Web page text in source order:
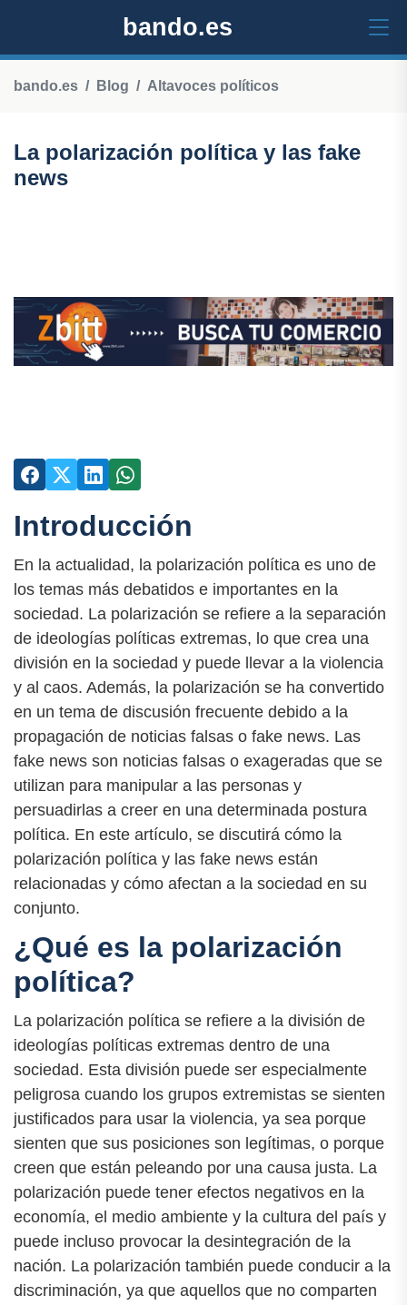
bando.es
bando.es Blog Altavoces políticos
La polarización política y las fake
news
Introducción
En la actualidad, la polarización política es uno de
los temas más debatidos e importantes en la
sociedad. La polarización se refiere a la separación
de ideologías políticas extremas, lo que crea una
división en la sociedad y puede llevar a la violencia
y al caos. Además, la polarización se ha convertido
en un tema de discusión frecuente debido a la
propagación de noticias falsas o fake news. Las
fake news son noticias falsas o exageradas que se
utilizan para manipular a las personas y
persuadirlas a creer en una determinada postura
política. En este artículo, se discutirá cómo la
polarización política y las fake news están
relacionadas y cómo afectan a la sociedad en su
conjunto.
¿Qué es la polarización
política?
La polarización política se refiere a la división de
ideologías políticas extremas dentro de una
sociedad. Esta división puede ser especialmente
peligrosa cuando los grupos extremistas se sienten
justificados para usar la violencia, ya sea porque
sienten que sus posiciones son legítimas, o porque
creen que están peleando por una causa justa. La
polarización puede tener efectos negativos en la
economía, el medio ambiente y la cultura del país y
puede incluso provocar la desintegración de la
nación. La polarización también puede conducir a la
discriminación, ya que aquellos que no comparten